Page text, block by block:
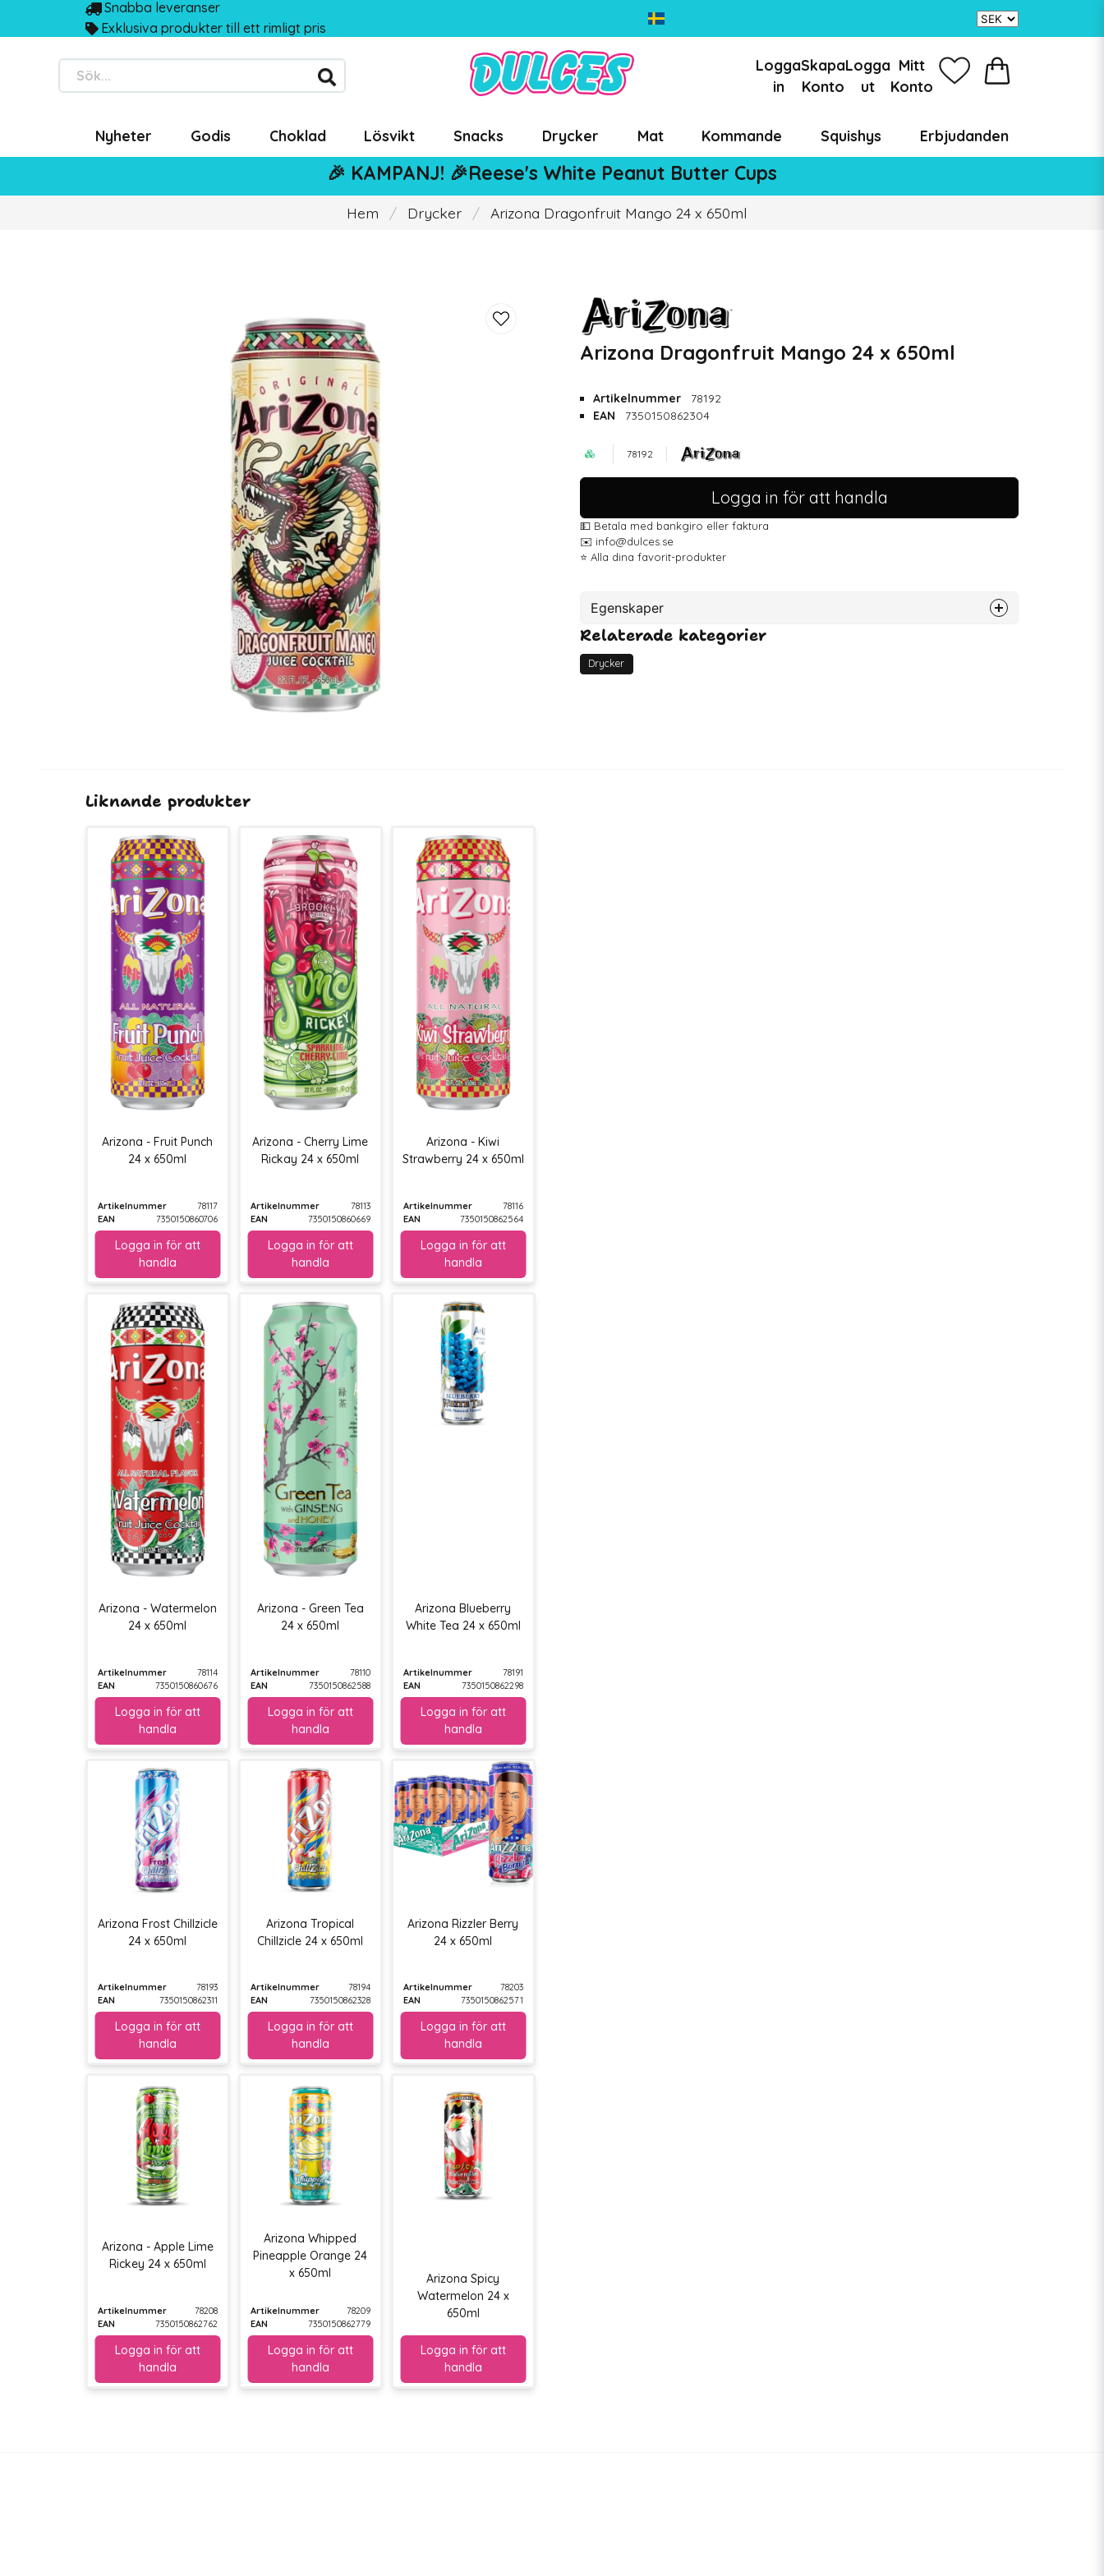
Snabba leveranser
Exklusiva produkter till ett rimligt pris
Sök...
Logga
in
Skapa
Konto
Logga
ut
Mitt
Konto
Nyheter Godis Choklad Lösvikt Snacks Drycker Mat Kommande Squishys Erbjudanden
🎉 KAMPANJ! 🎉Reese's White Peanut Butter Cups
Hem Drycker Arizona Dragonfruit Mango 24 x 650ml
Arizona Dragonfruit Mango 24 x 650ml
Artikelnummer
78192
EAN
7350150862304
78192
Logga in för att handla
💵 Betala med bankgiro eller faktura
✉️ info@dulces.se
⭐️ Alla dina favorit-produkter
Egenskaper
Artikelnummer
EAN
Relaterade kategorier
Drycker
Liknande produkter
Arizona - Fruit Punch
24 x 650ml
Artikelnummer
78117
EAN
7350150860706
Arizona - Cherry Lime
Rickay 24 x 650ml
Artikelnummer
78113
EAN
7350150860669
Arizona - Kiwi
Strawberry 24 x 650ml
Artikelnummer
78116
EAN
7350150862564
Arizona - Watermelon
24 x 650ml
Artikelnummer
78114
EAN
7350150860676
Arizona - Green Tea
24 x 650ml
Artikelnummer
78110
EAN
7350150862588
Arizona Blueberry
White Tea 24 x 650ml
Artikelnummer
78191
EAN
7350150862298
Arizona Frost Chillzicle
24 x 650ml
Artikelnummer
78193
EAN
7350150862311
Arizona Tropical
Chillzicle 24 x 650ml
Artikelnummer
78194
EAN
7350150862328
Arizona Rizzler Berry
24 x 650ml
Artikelnummer
78203
EAN
7350150862571
Arizona - Apple Lime
Rickey 24 x 650ml
Artikelnummer
78208
EAN
7350150862762
Arizona Whipped
Pineapple Orange 24
x 650ml
Artikelnummer
78209
EAN
7350150862779
Arizona Spicy
Watermelon 24 x
650ml